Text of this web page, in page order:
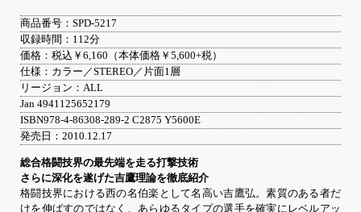
商品番号：SPD-5217
収録時間：112分
価格：税込￥6,160（本体価格￥5,600+税）
仕様：カラー／STEREO／片面1層
リージョン：ALL
Jan 4941125652179
ISBN978-4-86308-289-2 C2875 Y5600E
発売日：2010.12.17
総合格闘技界の最先端を走る打撃技術
さらに深化を遂げた吉鷹理論を徹底紹介
格闘技界における西の名伯楽として名高い吉鷹弘。素質のある者だ
けを伸ばすのではなく、あらゆるタイプの選手を確実にレベルアッ